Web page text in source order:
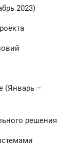
2023)
(Январь –
решения